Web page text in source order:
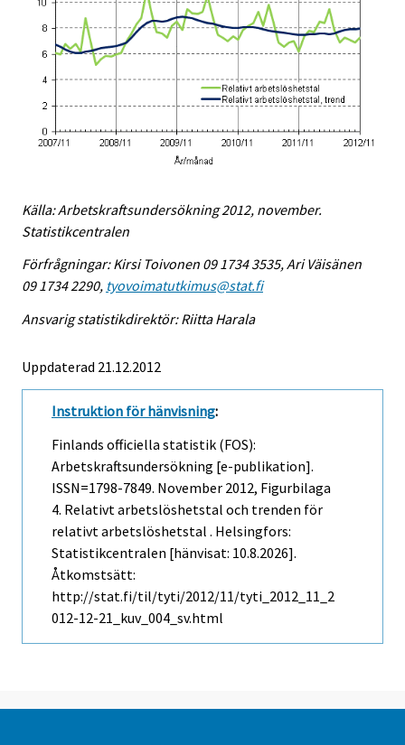
Källa: Arbetskraftsundersökning 2012, november.
Statistikcentralen
Förfrågningar: Kirsi Toivonen 09 1734 3535, Ari Väisänen
09 1734 2290, tyovoimatutkimus@stat.fi
Ansvarig statistikdirektör: Riitta Harala
Uppdaterad 21.12.2012
Instruktion för hänvisning:
Finlands officiella statistik (FOS):
Arbetskraftsundersökning [e-publikation].
ISSN=1798-7849. November 2012, Figurbilaga
4. Relativt arbetslöshetstal och trenden för
relativt arbetslöshetstal . Helsingfors:
Statistikcentralen [hänvisat: 10.8.2026].
Åtkomstsätt:
http://stat.fi/til/tyti/2012/11/tyti_2012_11_2
012-12-21_kuv_004_sv.html